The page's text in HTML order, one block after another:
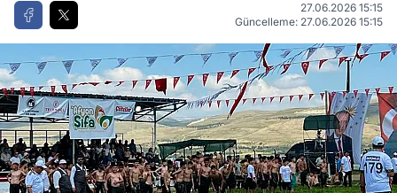
27.06.2026 15:15
Güncelleme: 27.06.2026 15:15